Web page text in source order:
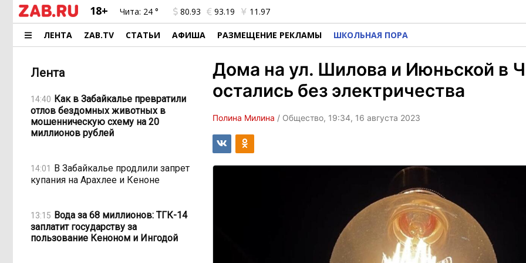
18+ Чита: 24 ° 80.93 93.19 11.97
ЛЕНТА ZAB.TV СТАТЬИ АФИША РАЗМЕЩЕНИЕ РЕКЛАМЫ ШКОЛЬНАЯ ПОРА
Лента
14:40 Как в Забайкалье превратили
отлов бездомных животных в
мошенническую схему на 20
миллионов рублей
14:01 В Забайкалье продлили запрет
купания на Арахлее и Кеноне
13:15 Вода за 68 миллионов: ТГК-14
заплатит государству за
пользование Кеноном и Ингодой
Дома на ул. Шилова и Июньской в
остались без электричества
Полина Милина / Общество, 19:34, 16 августа 2023